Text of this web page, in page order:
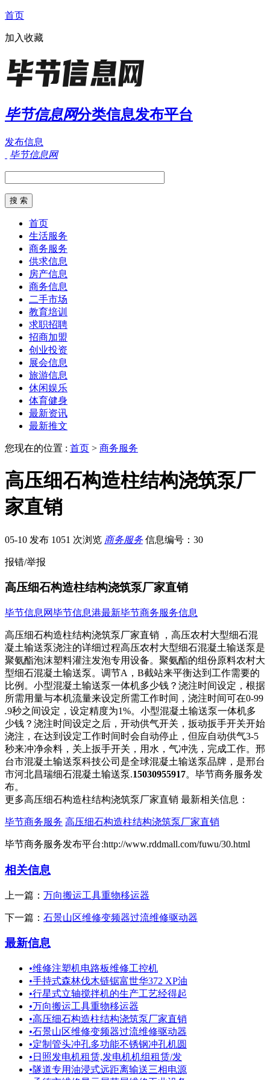
首页
加入收藏
毕节信息网分类信息发布平台
发布信息
毕节信息网
首页
生活服务
商务服务
供求信息
房产信息
商务信息
二手市场
教育培训
求职招聘
招商加盟
创业投资
展会信息
旅游信息
休闲娱乐
体育健身
最新资讯
最新推文
您现在的位置 : 首页 > 商务服务
高压细石构造柱结构浇筑泵厂
家直销
05-10 发布 1051 次浏览 商务服务 信息编号：30
报错/举报
高压细石构造柱结构浇筑泵厂家直销
毕节信息网毕节信息港最新毕节商务服务信息
高压细石构造柱结构浇筑泵厂家直销 ，高压农村大型细石混
凝土输送泵浇注的详细过程高压农村​‌‌大型细石混凝土输送泵是
聚氨酯泡沫塑料灌注发泡专用设备。聚氨酯的组份原料农村大
型细石混凝土输送泵。调节A，B截站来平衡达到工作需要的
比例。小型混凝土输送泵一体机多少钱？浇注时间设定，根据
所需用量与本机流量来设定所需工作时间，浇注时间可在0-99
.9秒之间设定，设定精度为1%。小型混凝土输送泵一体机多
少钱？浇注时间设定之后，开动供气开关，扳动扳手开关开始
浇注，在达到设定工作时间时会自动停止，但应自动供气3-5
秒来冲净余料，关上扳手开关，用水，气冲洗，完成工作。邢
台市混凝土输送泵科技公司是全球混凝土输送泵品牌，是邢台
市河北昌瑞细石混凝土输送泵.15030955917。毕节商务服务发
布。
更多高压细石构造柱结构浇筑泵厂家直销 最新相关信息：
毕节商务服务 高压细石构造柱结构浇筑泵厂家直销
毕节商务服务发布平台:http://www.rddmall.com/fuwu/30.html
相关信息
上一篇： 万向搬运工具重物移运器
下一篇： 石景山区维修变频器过流维修驱动器
最新信息
•维修注塑机电路板维修工控机
•手持式森林伐木链锯富世华372 XP油
•行星式立轴搅拌机的生产工艺经得起
•万向搬运工具重物移运器
•高压细石构造柱结构浇筑泵厂家直销
•石景山区维修变频器过流维修驱动器
•定制管头冲孔多功能不锈钢冲孔机圆
• 日照发电机租赁,发电机机组租赁/发
•隧道专用油浸式远距离输送三相电源